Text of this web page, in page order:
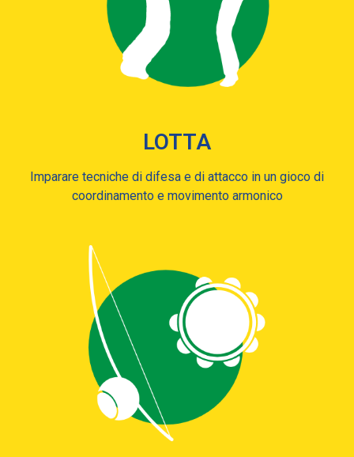
LOTTA
Imparare tecniche di difesa e di attacco in un gioco di
coordinamento e movimento armonico